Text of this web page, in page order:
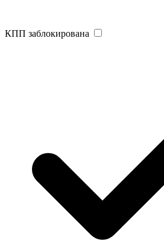
КПП заблокирована